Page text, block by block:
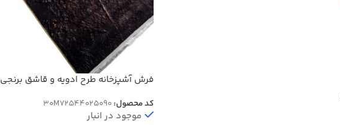
فرش آشپزخانه طرح ادویه و قاشق برنجی
کد محصول:30M72544025090
موجود در انبار